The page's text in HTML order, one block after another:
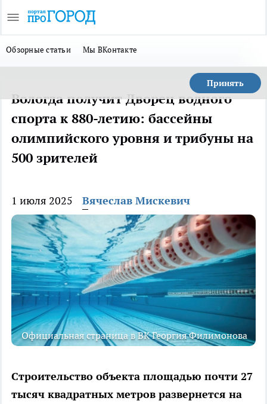
Обзорные статьи Мы ВКонтакте
Принять
Вологда получит Дворец водного
спорта к 880-летию: бассейны
олимпийского уровня и трибуны на
500 зрителей
1 июля 2025 Вячеслав Мискевич
Официальная страница в ВК Георгия Филимонова
Строительство объекта площадью почти 27
тысяч квадратных метров развернется на